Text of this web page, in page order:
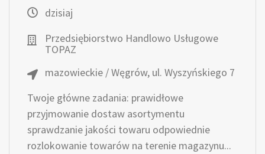
dzisiaj
Przedsiębiorstwo Handlowo Usługowe
TOPAZ
mazowieckie / Węgrów, ul. Wyszyńskiego 7
Twoje główne zadania: prawidłowe
przyjmowanie dostaw asortymentu
sprawdzanie jakości towaru odpowiednie
rozlokowanie towarów na terenie magazynu...